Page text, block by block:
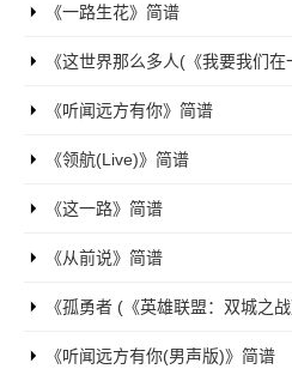
《一路生花》简谱
《这世界那么多人(《我要我们在一
《听闻远方有你》简谱
《领航(Live)》简谱
《这一路》简谱
《从前说》简谱
《孤勇者 (《英雄联盟：双城之战》动
《听闻远方有你(男声版)》简谱